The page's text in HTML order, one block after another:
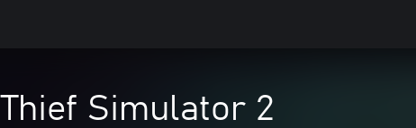
Thief Simulator 2